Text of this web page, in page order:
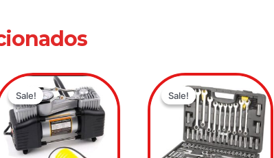
Sale!
Sale!
Original
price
was:
$249,900.00.
Current
price
is:
$199,900.00.
Sale!
Sale!
Original
price
was:
Current
price
is: